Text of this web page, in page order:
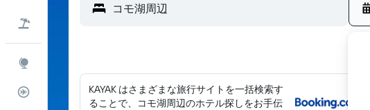
フライトトラッカー
KAYAK はさまざまな旅行サイトを一括検索す
ることで、コモ湖周辺のホテル探しをお手伝